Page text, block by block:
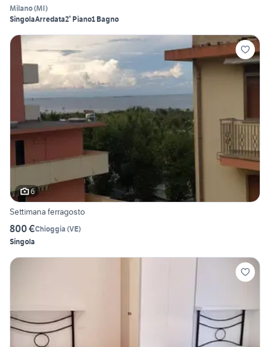
Milano(MI)
SingolaArredata2° Piano1 Bagno
6
Settimana ferragosto
800 €Chioggia (VE)
Singola